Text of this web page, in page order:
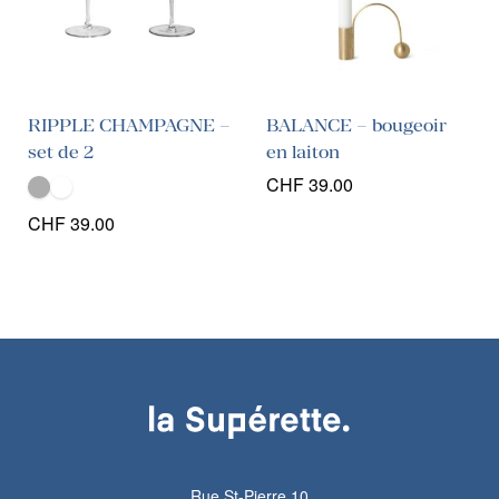
RIPPLE CHAMPAGNE –
set de 2
CHF39.00
BALANCE – bougeoir
en laiton
CHF39.00